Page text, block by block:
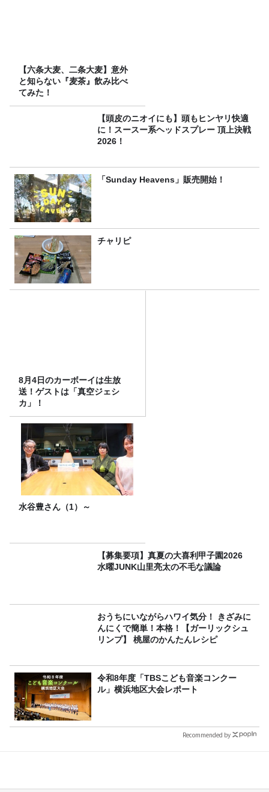
【六条大麦、二条大麦】意外
と知らない『麦茶』飲み比べ
てみた！
【頭皮のニオイにも】頭もヒンヤリ快適
に！スースー系ヘッドスプレー 頂上決戦
2026！
「Sunday Heavens」販売開始！
チャリピ
8月4日のカーボーイは生放
送！ゲストは「真空ジェシ
カ」！
水谷豊さん（1）～
【募集要項】真夏の大喜利甲子園2026
水曜JUNK山里亮太の不毛な議論
おうちにいながらハワイ気分！ きざみに
んにくで簡単！本格！【ガーリックシュ
リンプ】 桃屋のかんたんレシピ
令和8年度「TBSこども音楽コンクー
ル」横浜地区大会レポート
Recommended by